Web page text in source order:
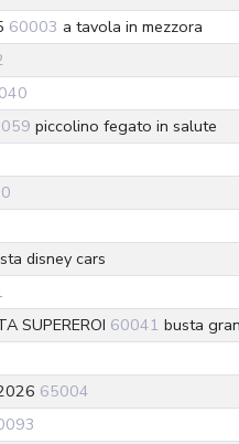
60003 a tavola in mezzora
piccolino fegato in salute
disney cars
SUPEREROI 60041 busta
65004